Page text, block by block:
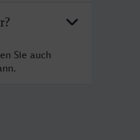
Sie auch